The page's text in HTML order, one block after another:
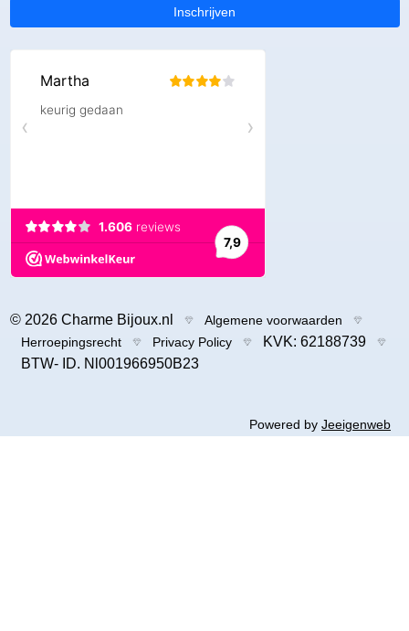
Inschrijven
© 2026 Charme Bijoux.nl
Algemene voorwaarden
Herroepingsrecht
Privacy Policy
KVK: 62188739
BTW- ID. Nl001966950B23
Powered by Jeeigenweb